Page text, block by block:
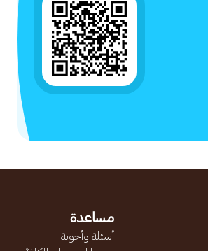
مساعدة
أسئلة وأجوبة